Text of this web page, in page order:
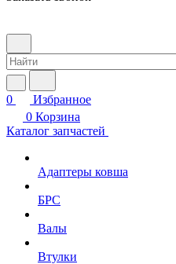
0
Избранное
0 Корзина
Каталог запчастей
Адаптеры ковша
БРС
Валы
Втулки